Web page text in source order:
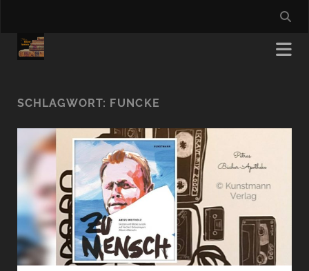
SCHLAGWORT: FUNCKE